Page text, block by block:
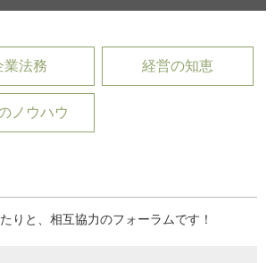
業法務 経営の知恵
ノウハウ
りと、相互協力のフォーラムです！